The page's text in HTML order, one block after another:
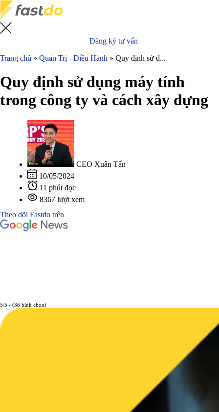
Đăng ký tư vấn
Trang chủ » Quản Trị - Điều Hành » Quy định sử d...
Quy định sử dụng máy tính
trong công ty và cách xây dựng
CEO Xuân Tấn
10/05/2024
11 phút đọc
8367 lượt xem
Theo dõi Fastdo trên
5/5 - (36 bình chọn)